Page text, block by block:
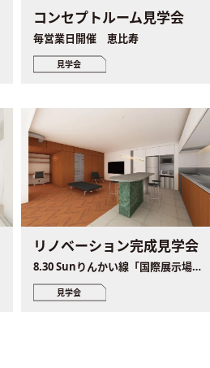
コンセプトルーム見学会
毎営業日開催 恵比寿
見学会
リノベーション完成見学会
8.30 Sunりんかい線「国際展示場駅」徒歩8分、新交通ゆりかもめ「有明テニスの森駅」徒歩5分
見学会